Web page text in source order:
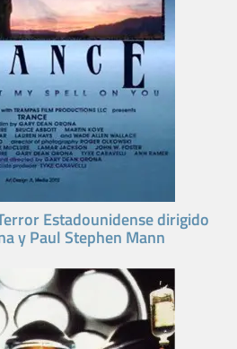
Estadounidense dirigido
y Paul Stephen Mann